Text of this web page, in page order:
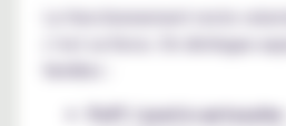
Le fonctionnement reste
c’est sa force. On distingue
Puff / pod à cartouche